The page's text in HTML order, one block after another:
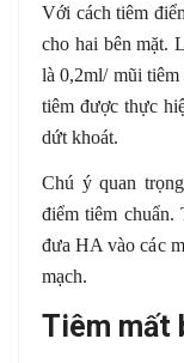
Với cách tiêm
cho hai bên mặt.
là 0,2ml/ mũi
tiêm được thực
dứt khoát.
Chú ý quan
điểm tiêm chuẩn.
đưa HA vào các
mạch.
Tiêm mất